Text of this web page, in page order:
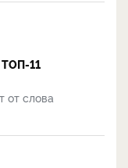
ТОП-11
от слова